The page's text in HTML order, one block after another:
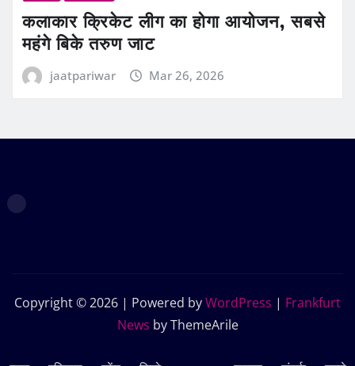
कलाकार क्रिकेट लीग का होगा आयोजन, सबसे
महंगे बिके तरुण जाट
jaatpariwar Mar 26, 2026
Copyright © 2026 | Powered byWordPress | Frankfurt
News by ThemeArile